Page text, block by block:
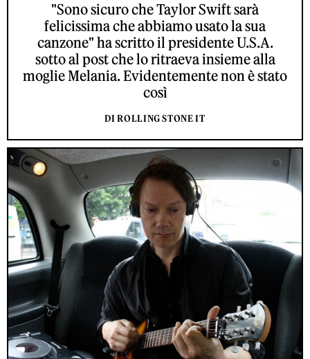
"Sono sicuro che Taylor Swift sarà
felicissima che abbiamo usato la sua
canzone" ha scritto il presidente U.S.A.
sotto al post che lo ritraeva insieme alla
moglie Melania. Evidentemente non è stato
così
DI ROLLING STONE IT